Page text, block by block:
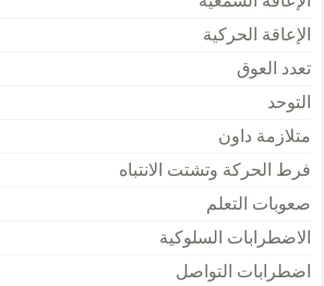
الإعاقة الحركية
تعدد العوق
التوحد
متلازمة داون
فرط الحركة وتشتت الانتباه
صعوبات التعلم
الاضطرابات السلوكية
اضطرابات التواصل